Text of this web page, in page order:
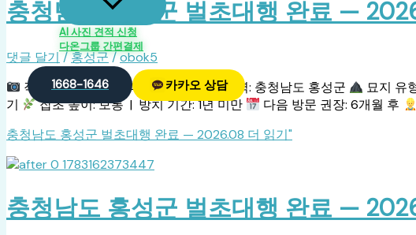
AI 사진 견적 신청
다온그룹 간편결제
1668-1646 카카오 상담
충청남도 홍성군 벌초대행 완료 —
댓글 달기 /홍성군/obok5
작업 전
작업 후 대표작업 후 1 지역: 충청남도 홍성군 묘지 유
기
잡초 높이: 보통 | 방치 기간: 1년 미만 다음 방문 권장: 6개월 후
충청남도 홍성군 벌초대행 완료 — 2026.08 더 읽기"
충청남도 홍성군 벌초대행 완료 —